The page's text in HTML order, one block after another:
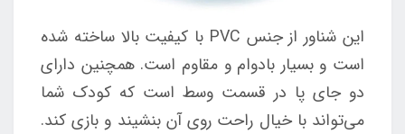
این شناور از جنس PVC با کیفیت بالا ساخته شده
است و بسیار بادوام و مقاوم است. همچنین دارای
دو جای پا در قسمت وسط است که کودک شما
می‌تواند با خیال راحت روی آن بنشیند و بازی کند.